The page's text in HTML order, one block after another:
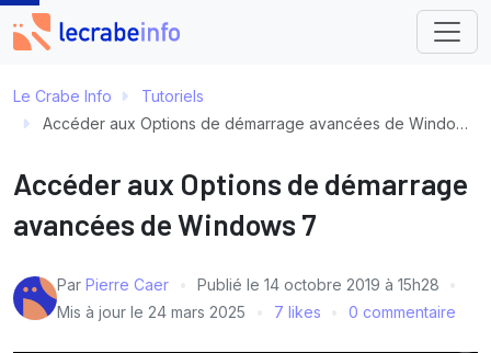
Le Crabe Info
Tutoriels
Accéder aux Options de démarrage avancées de Windows 7
Accéder aux Options de démarrage
avancées de Windows 7
Par Pierre Caer Publié le 14 octobre 2019 à 15h28
Mis à jour le 24 mars 2025 7 likes 0 commentaire